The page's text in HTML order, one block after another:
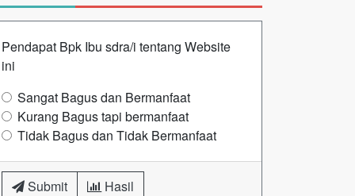
Pendapat Bpk Ibu sdra/i tentang Website
ini
Sangat Bagus dan Bermanfaat
Kurang Bagus tapi bermanfaat
Tidak Bagus dan Tidak Bermanfaat
Submit Hasil